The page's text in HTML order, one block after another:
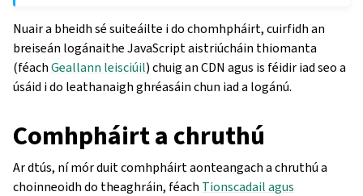
Nuair a bheidh sé suiteáilte i do chomhpháirt, cuirfidh an
breiseán logánaithe JavaScript aistriúcháin thiomanta
(féachGeallann leisciúil) chuig an CDN agus is féidir iad seo a
úsáid i do leathanaigh ghréasáin chun iad a logánú.
Comhpháirt a chruthú
Ar dtús, ní mór duit comhpháirt aonteangach a chruthú a
choinneoidh do theaghráin, féach Tionscadail agus